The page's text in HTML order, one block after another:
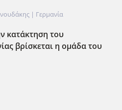
| Γερμανία
κατάκτηση του
βρίσκεται η ομάδα του